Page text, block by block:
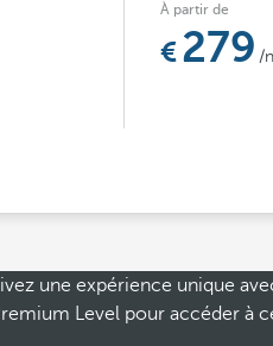
À partir de
279 /
une expérience unique
Level pour accéder à